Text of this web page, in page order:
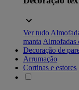
Ver tudo
manta Almofadas
Decoração de
Arrumação
Cortinas e estores